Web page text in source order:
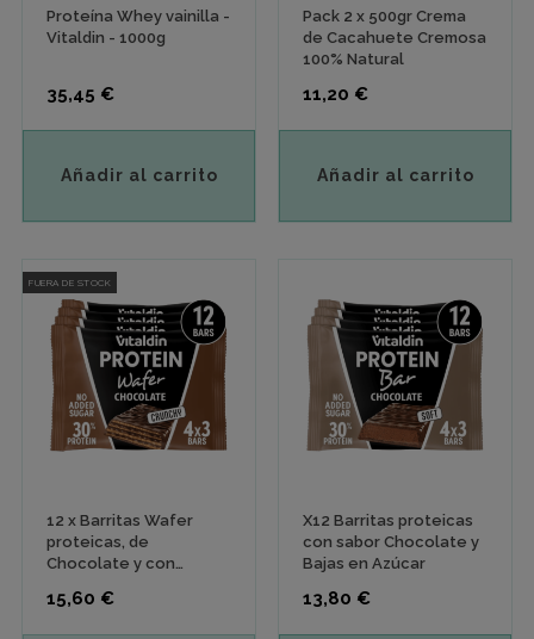
Proteína Whey vainilla -
Vitaldin - 1000g
Precio
35,45 €
Añadir al carrito
Pack 2 x 500gr Crema
de Cacahuete Cremosa
100% Natural
Precio
11,20 €
Añadir al carrito
FUERA DE STOCK
12 x Barritas Wafer
proteicas, de
Chocolate y con
Sabor
Precio
15,60 €
X12 Barritas proteicas
con sabor Chocolate y
Bajas en Azúcar
Precio
13,80 €